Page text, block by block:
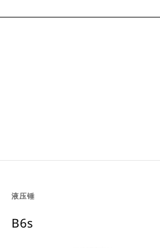
液压锤
B6s